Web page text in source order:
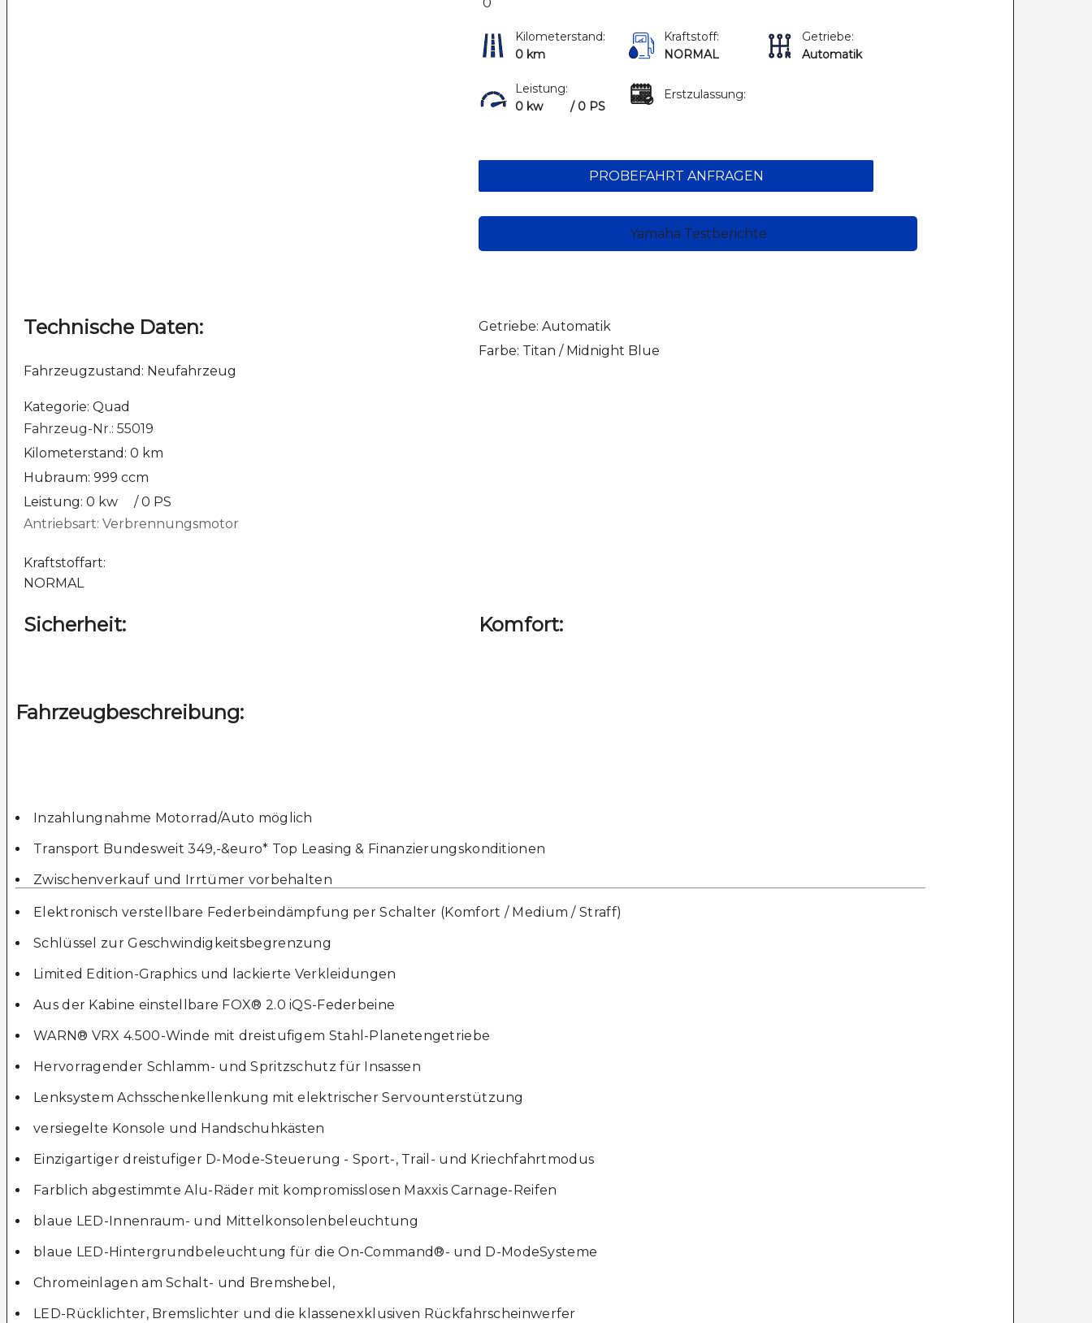
0
Kilometerstand:
0 km
Kraftstoff:
NORMAL
Getriebe:
Automatik
Leistung:
0 kw
/ 0 PS
Erstzulassung:
PROBEFAHRT ANFRAGEN
Yamaha Testberichte
Technische Daten:
Fahrzeugzustand: Neufahrzeug
Kategorie: Quad
Fahrzeug-Nr.: 55019
Kilometerstand: 0 km
Hubraum: 999 ccm
Leistung: 0 kw
/ 0 PS
Antriebsart: Verbrennungsmotor
Kraftstoffart:
NORMAL
Getriebe: Automatik
Farbe: Titan / Midnight Blue
Sicherheit: Komfort:
Fahrzeugbeschreibung:
Inzahlungnahme Motorrad/Auto möglich
Transport Bundesweit 349,-&euro* Top Leasing & Finanzierungskonditionen
Zwischenverkauf und Irrtümer vorbehalten
Elektronisch verstellbare Federbeindämpfung per Schalter (Komfort / Medium / Straff)
Schlüssel zur Geschwindigkeitsbegrenzung
Limited Edition-Graphics und lackierte Verkleidungen
Aus der Kabine einstellbare FOX® 2.0 iQS-Federbeine
WARN® VRX 4.500-Winde mit dreistufigem Stahl-Planetengetriebe
Hervorragender Schlamm- und Spritzschutz für Insassen
Lenksystem Achsschenkellenkung mit elektrischer Servounterstützung
versiegelte Konsole und Handschuhkästen
Einzigartiger dreistufiger D-Mode-Steuerung - Sport-, Trail- und Kriechfahrtmodus
Farblich abgestimmte Alu-Räder mit kompromisslosen Maxxis Carnage-Reifen
blaue LED-Innenraum- und Mittelkonsolenbeleuchtung
blaue LED-Hintergrundbeleuchtung für die On-Command®- und D-ModeSysteme
Chromeinlagen am Schalt- und Bremshebel,
LED-Rücklichter, Bremslichter und die klassenexklusiven Rückfahrscheinwerfer